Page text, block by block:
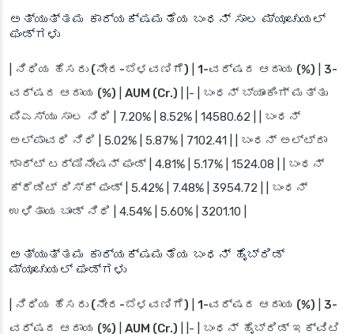
ಅತ್ಯುತ್ತಮ ಕಾರ್ಯಕ್ಷಮತೆಯ ಬಂಧನ್ ಸಾಲ ಮ್ಯೂಚುಯಲ್
ಫಂಡ್‌ಗಳು
ನಿಧಿಯ ಹೆಸರು (ನೇರ-ಬೆಳವಣಿಗೆ) 1-ವರ್ಷದ ಆದಾಯ (%)
3-
ವರ್ಷದ ಆದಾಯ (%)
AUM (Cr.) | |- | ಬಂಧನ್ ಬ್ಯಾಂಕಿಂಗ್ ಮತ್ತು
ಪಿಎಸ್‌ಯು ಸಾಲ ನಿಧಿ | 7.20% | 8.52% | 14580.62 | | ಬಂಧನ್
ಅಲ್ಪಾವಧಿ ನಿಧಿ | 5.02% | 5.87% | 7102.41 | | ಬಂಧನ್ ಅಲ್ಟ್ರಾ
ಶಾರ್ಟ್ ಟರ್ಮಿನೇಷನ್ ಫಂಡ್ | 4.81% | 5.17% | 1524.08 | | ಬಂಧನ್
ಕ್ರೆಡಿಟ್ ರಿಸ್ಕ್ ಫಂಡ್ | 5.42% | 7.48% | 3954.72 | | ಬಂಧನ್
ಉಳಿತಾಯ ಬಾಂಡ್ ನಿಧಿ | 4.54% | 5.60% | 3201.10 |
ಅತ್ಯುತ್ತಮ ಕಾರ್ಯಕ್ಷಮತೆಯ ಬಂಧನ್ ಹೈಬ್ರಿಡ್
ಮ್ಯೂಚುಯಲ್ ಫಂಡ್‌ಗಳು
ನಿಧಿಯ ಹೆಸರು (ನೇರ-ಬೆಳವಣಿಗೆ) 1-ವರ್ಷದ ಆದಾಯ (%)
3-
ವರ್ಷದ ಆದಾಯ (%)
AUM (Cr.) | |- | ಬಂಧನ್ ಹೈಬ್ರಿಡ್ ಇಕ್ವಿಟಿ